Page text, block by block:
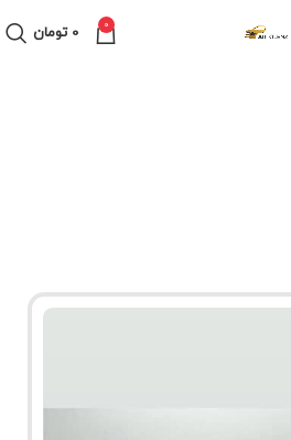
0
0 تومان